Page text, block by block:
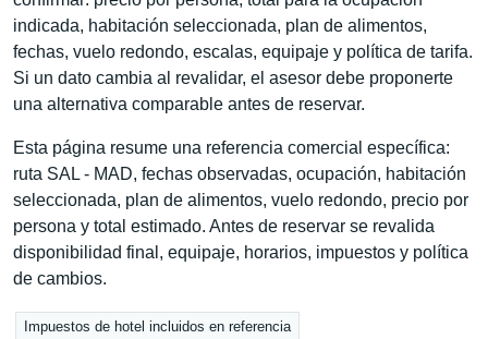
indicada, habitación seleccionada, plan de alimentos,
fechas, vuelo redondo, escalas, equipaje y política de tarifa.
Si un dato cambia al revalidar, el asesor debe proponerte
una alternativa comparable antes de reservar.
Esta página resume una referencia comercial específica:
ruta SAL - MAD, fechas observadas, ocupación, habitación
seleccionada, plan de alimentos, vuelo redondo, precio por
persona y total estimado. Antes de reservar se revalida
disponibilidad final, equipaje, horarios, impuestos y política
de cambios.
Impuestos de hotel incluidos en referencia